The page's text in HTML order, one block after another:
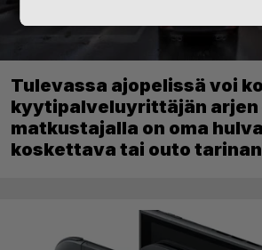
Tulevassa ajopelissä voi
kyytipalveluyrittäjän arjen
matkustajalla on oma
koskettava tai outo